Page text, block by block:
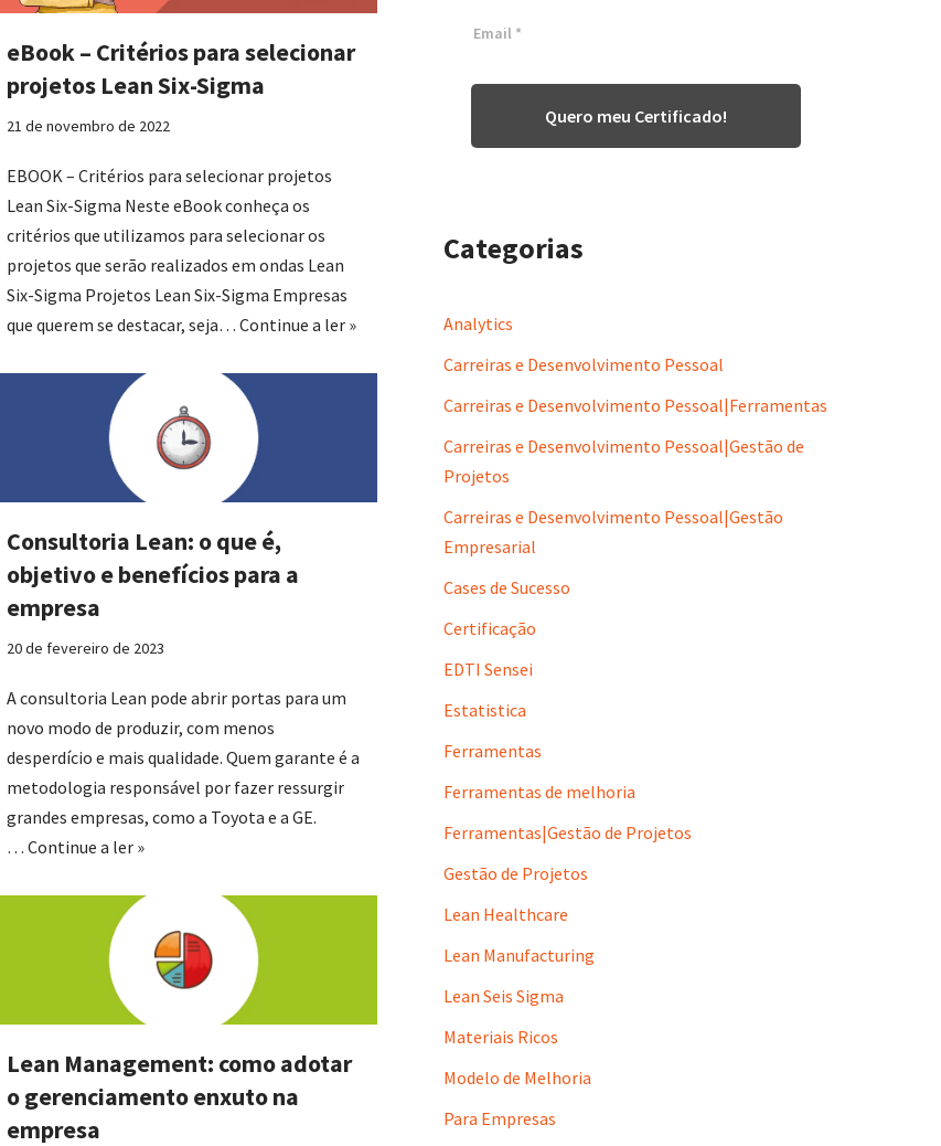
eBook – Critérios para selecionar
projetos Lean Six-Sigma
21 de novembro de 2022
EBOOK – Critérios para selecionar projetos
Lean Six-Sigma Neste eBook conheça os
critérios que utilizamos para selecionar os
projetos que serão realizados em ondas Lean
Six-Sigma Projetos Lean Six-Sigma Empresas
que querem se destacar, seja…Continue a ler »
Consultoria Lean: o que é,
objetivo e benefícios para a
empresa
20 de fevereiro de 2023
A consultoria Lean pode abrir portas para um
novo modo de produzir, com menos
desperdício e mais qualidade. Quem garante é a
metodologia responsável por fazer ressurgir
grandes empresas, como a Toyota e a GE.
…Continue a ler »
Lean Management: como adotar
o gerenciamento enxuto na
empresa
Quero meu Certificado!
Categorias
Analytics
Carreiras e Desenvolvimento Pessoal
Carreiras e Desenvolvimento Pessoal|Ferramentas
Carreiras e Desenvolvimento Pessoal|Gestão de
Projetos
Carreiras e Desenvolvimento Pessoal|Gestão
Empresarial
Cases de Sucesso
Certificação
EDTI Sensei
Estatistica
Ferramentas
Ferramentas de melhoria
Ferramentas|Gestão de Projetos
Gestão de Projetos
Lean Healthcare
Lean Manufacturing
Lean Seis Sigma
Materiais Ricos
Modelo de Melhoria
Para Empresas